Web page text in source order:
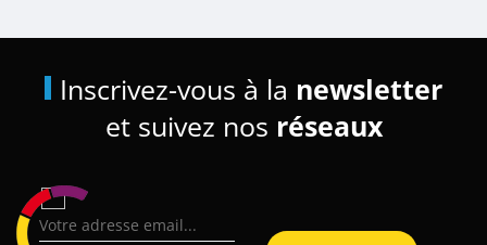
Inscrivez-vous à la newsletter
et suivez nos réseaux